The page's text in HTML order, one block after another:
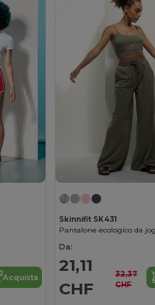
Acquista
Skinnifit SK431
Pantalone ecologico da
Da:
21,11
CHF
32,37
CHF